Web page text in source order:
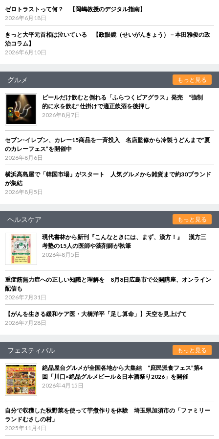
ゼロトラストって何？ 【岡嶋教授のデジタル指南】
2026年6月18日
きっと大平元首相は泣いている 【政眼鏡（せいがんきょう）－本田雅俊の政
治コラム】
2026年6月10日
グルメ もっと見る
ビールだけ飲むと倒れる「ふらつくビアグラス」発売 “強制
的に水を飲む”仕掛けで適正飲酒を後押し
2026年8月7日
セブン‐イレブン、カレー15商品を一斉投入 名店監修から冷製うどんまで“夏
のカレーフェス”を開催中
2026年8月6日
横浜高島屋で「韓国市場」がスタート 人気グルメから雑貨まで約30ブランド
が集結
2026年8月5日
ヘルスケア もっと見る
現代書林から新刊『こんなときには、まず、漢方！』 漢方三
考塾の15人の医師や薬剤師が執筆
2026年8月5日
重症筋無力症への正しい知識と理解を 8月8日広島市で公開講座、オンライン
配信も
2026年7月31日
【がんを生きる緩和ケア医・大橋洋平「足し算命」】天空を見上げて
2026年7月28日
フェスティバル もっと見る
絶品屋台グルメが全国各地から大集結 “庶民派食フェス”第4
回「川口×絶品グルメビール＆日本酒祭り2026」を開催
2026年4月15日
自分で収穫した秋野菜を使って芋煮作りを体験 埼玉県加須市の「ファミリー
ランドむさしの村」
2025年11月4日